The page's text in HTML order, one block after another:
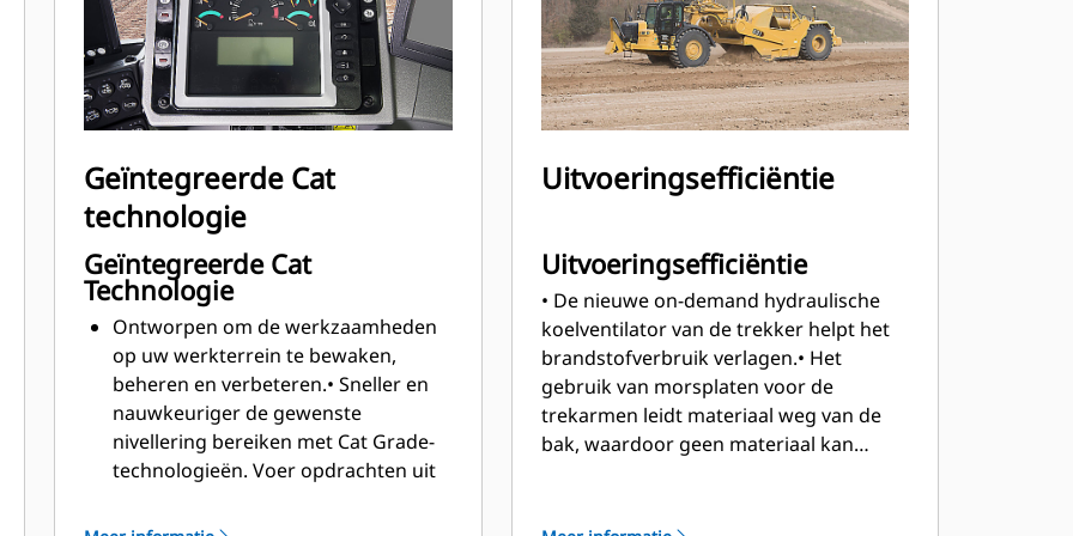
cabinetemperatuur met
automatische temperatuurregeling.
wat leidt tot minder onderhoud aan
de koppeling en een groter
rijcomfort onder zware
omstandigheden.
Gemakkelijke toegang op
maaiveldhoogte tot brandstof, water
en motorolie.
Geïntegreerde Cat
technologie
Geïntegreerde Cat
Technologie
Ontworpen om de werkzaamheden
op uw werkterrein te bewaken,
beheren en verbeteren.• Sneller en
nauwkeuriger de gewenste
nivellering bereiken met Cat Grade-
technologieën. Voer opdrachten uit
inspanning van de machinist, wat u
Uitvoeringsefficiëntie
Uitvoeringsefficiëntie
• De nieuwe on-demand hydraulische
koelventilator van de trekker helpt het
brandstofverbruik verlagen.• Het
gebruik van morsplaten voor de
trekarmen leidt materiaal weg van de
bak, waardoor geen materiaal kan
Cat Grade Control (optioneel